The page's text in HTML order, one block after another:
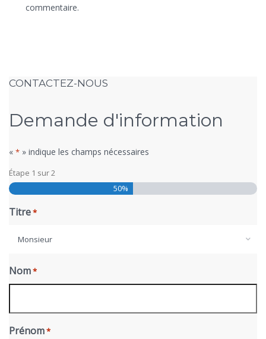
commentaire.
CONTACTEZ-NOUS
Demande d'information
« * » indique les champs nécessaires
Étape 1 sur2
50%
Titre*
Monsieur
Nom*
Prénom*